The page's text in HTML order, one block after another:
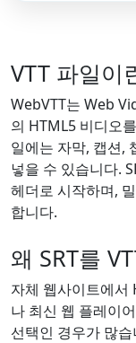
VTT 파일이
WebVTT는 Web
의 HTML5 비디오
일에는 자막, 캡션,
넣을 수 있습니다.
헤더로 시작하며,
합니다.
왜 SRT를
자체 웹사이트에서
나 최신 웹 플레이
선택인 경우가 많